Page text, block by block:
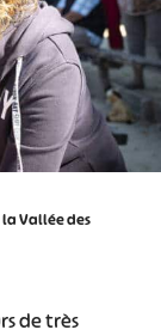
la Vallée des
de très